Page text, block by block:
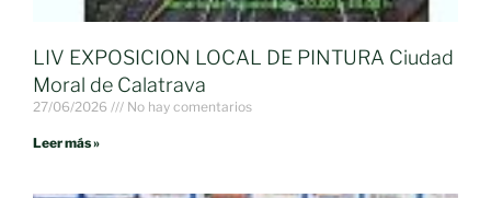
LIV EXPOSICION LOCAL DE PINTURA Ciudad
Moral de Calatrava
27/06/2026 No hay comentarios
Leer más »